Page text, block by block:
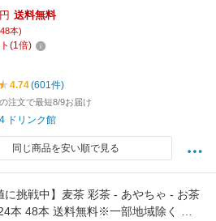
円 送料無料
本)
(1倍)
4.74(601件)
注文で最短8/9お届け
ドリンク館
同じ商品を安い順で見る
に挑戦中】麦茶 彩茶 - あやちゃ - お茶
本 48本 送料無料※一部地域除く 国